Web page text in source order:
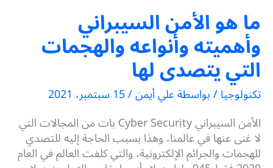
ما هو الأمن السيبراني
وأهميته وأنواعه والهجمات
التي يتصدى لها
تكنولوجيا/ بواسطةعلي أيمن/15 سبتمبر، 2021
الأمن السيبراني Cyber Security بات من المجالات التي
لا غنى عنها في عالمنا، وهذا بسبب الحاجة إليه للتصدي
للهجمات والجرائم الإلكترونية، والتي كلفت العالم في العام